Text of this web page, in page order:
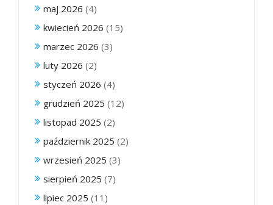
maj 2026 (4)
kwiecień 2026 (15)
marzec 2026 (3)
luty 2026 (2)
styczeń 2026 (4)
grudzień 2025 (12)
listopad 2025 (2)
październik 2025 (2)
wrzesień 2025 (3)
sierpień 2025 (7)
lipiec 2025 (11)